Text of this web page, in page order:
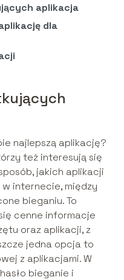
aplikacja
dla
najlepszą aplikację?
też interesują się
jakich aplikacji
internecie, między
bieganiu. To
cenne informacje
oraz aplikacji, z
jedna opcja to
z aplikacjami. W
bieganie i